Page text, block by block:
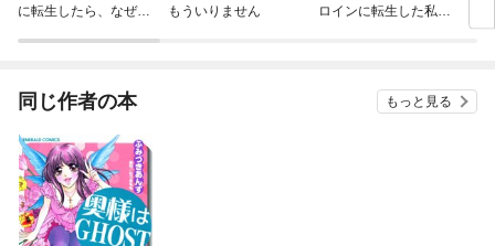
に転生したら、なぜか
もういりません
ロインに転生した私、
同じ作者の本 もっと見る